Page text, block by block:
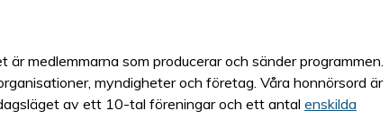
medlemmarna som producerar och sänder programmen.
myndigheter och företag. Våra honnörsord är
av ett 10-tal föreningar och ett antal enskilda